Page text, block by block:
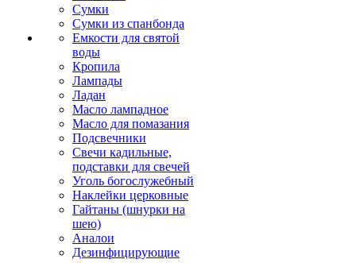
Сумки
Сумки из спанбонда
Емкости для святой
воды
Кропила
Лампады
Ладан
Масло лампадное
Масло для помазания
Подсвечники
Свечи кадильные,
подставки для свечей
Уголь богослужебный
Наклейки церковные
Гайтаны (шнурки на
шею)
Аналои
Дезинфицирующие